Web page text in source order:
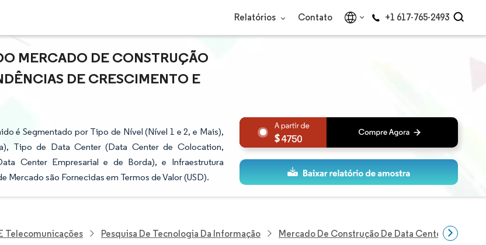
Relatórios Contato +1 617-765-2493
MERCADO DE CONSTRUÇÃO
DE CRESCIMENTO E
é Segmentado por Tipo de Nível (Nível 1 e 2, e Mais),
Tipo de Data Center (Data Center de Colocation,
Center Empresarial e de Borda), e Infraestrutura
são Fornecidas em Termos de Valor (USD).
4750
Telecomunicações Pesquisa De Tecnologia Da Informação Mercado De Construção De Data Centers Do